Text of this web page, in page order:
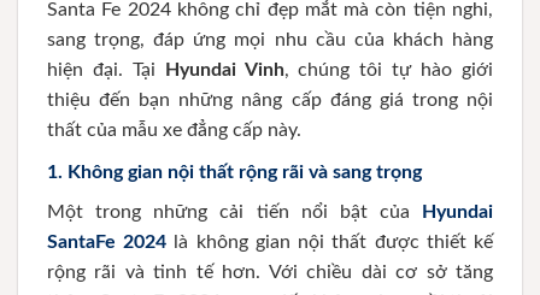
Santa Fe 2024 không chỉ đẹp mắt mà còn tiện nghi,
sang trọng, đáp ứng mọi nhu cầu của khách hàng
hiện đại. Tại
Hyundai Vinh, chúng tôi tự hào giới
thiệu đến bạn những nâng cấp đáng giá trong nội
thất của mẫu xe đẳng cấp này.
1. Không gian nội thất rộng rãi và sang trọng
Một trong những cải tiến nổi bật của Hyundai
SantaFe 2024 là không gian nội thất được thiết kế
rộng rãi và tinh tế hơn. Với chiều dài cơ sở tăng